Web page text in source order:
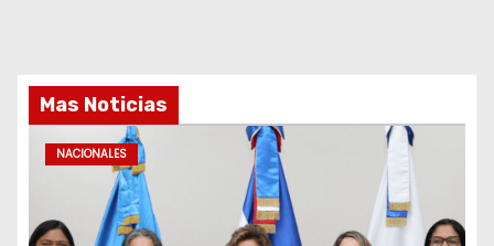
Mas Noticias
NACIONALES